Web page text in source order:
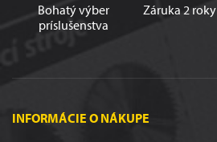
Bohatý výber
príslušenstva
Záruka 2 roky
INFORMÁCIE O NÁKUPE